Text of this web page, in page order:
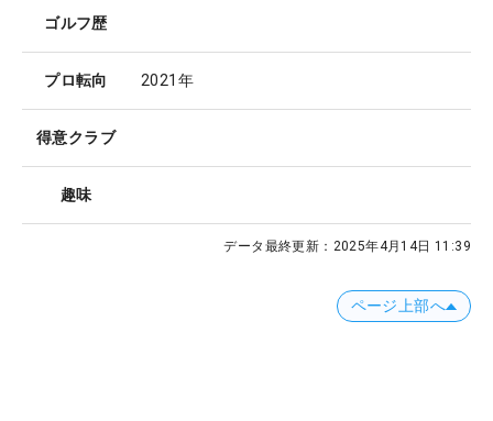
ゴルフ歴
プロ転向 2021年
得意クラブ
趣味
データ最終更新： 2025年4月14日 11:39
ページ上部へ